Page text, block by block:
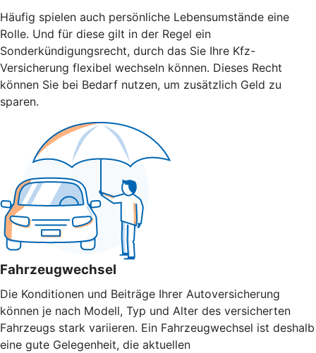
Häufig spielen auch persönliche Lebensumstände eine
Rolle. Und für diese gilt in der Regel ein
Sonderkündigungsrecht, durch das Sie Ihre Kfz-
Versicherung flexibel wechseln können. Dieses Recht
können Sie bei Bedarf nutzen, um zusätzlich Geld zu
sparen.
Fahrzeugwechsel
Die Konditionen und Beiträge Ihrer Autoversicherung
können je nach Modell, Typ und Alter des versicherten
Fahrzeugs stark variieren. Ein Fahrzeugwechsel ist deshalb
eine gute Gelegenheit, die aktuellen